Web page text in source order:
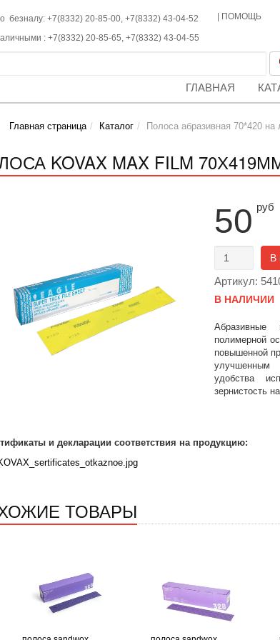
безналу: +7(8332) 20-85-00, +7(8332) 43-04-52
: +7(8332) 20-85-65, +7(8332) 43-04-55
ПОМОЩЬ
ГЛАВНАЯ
Главная страница Каталог Полоса абразивная 70*420 на
KOVAX MAX FILM
50 руб
В
Артикул:
В НАЛИЧИИ
Абразивные
полимерной
повышенной
улучшенным
удобства
зернистость
и декларации соответствия на продукцию:
ТОВАРЫ